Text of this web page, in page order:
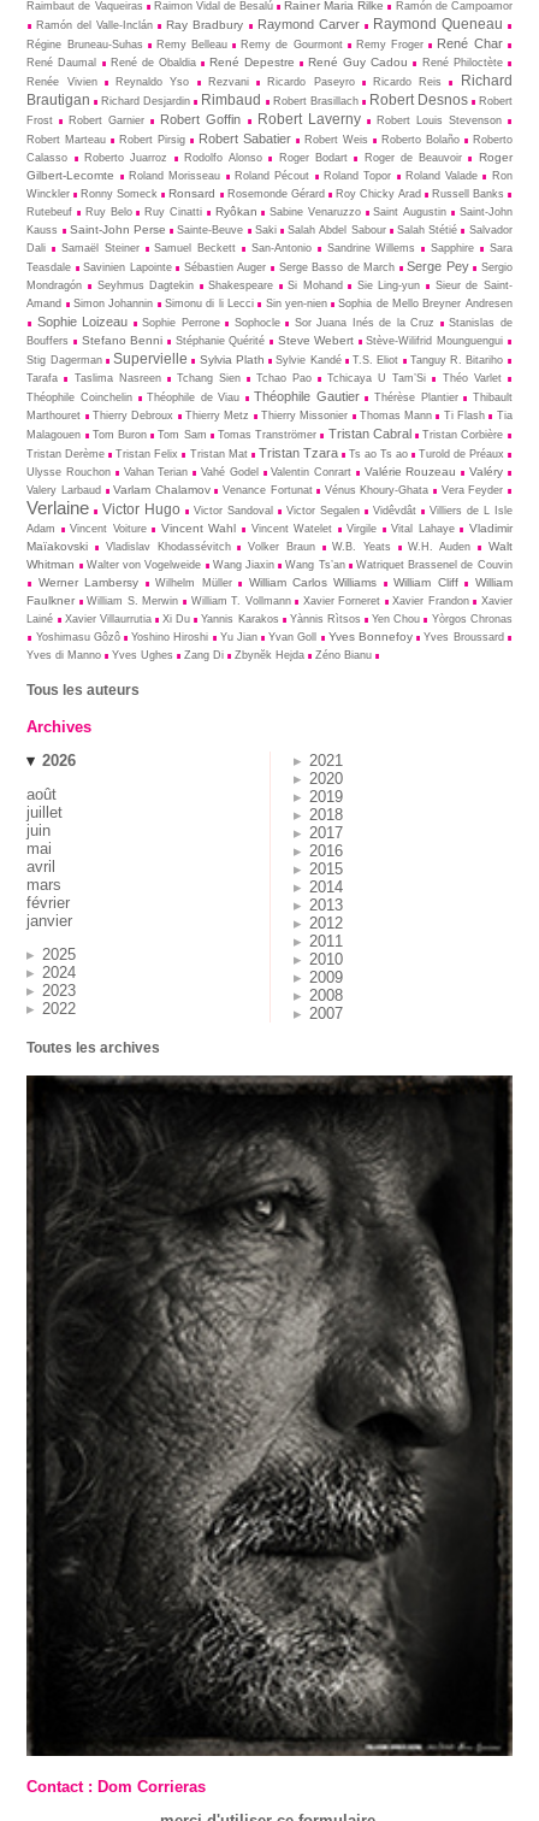
Raimbaut de Vaqueiras
Raimon Vidal de Besalú Rainer Maria Rilke
Ramón de Campoamor
Ramón del Valle-Inclán
Ray Bradbury Raymond Carver Raymond Queneau
Régine Bruneau-Suhas Remy Belleau Remy de Gourmont Remy Froger René Char
René Daumal René de Obaldia René Depestre René Guy Cadou
René Philoctète
Renée Vivien
Reynaldo Yso Rezvani Ricardo Paseyro Ricardo Reis
Richard
Brautigan
Richard Desjardin Rimbaud Robert Brasillach Robert Desnos
Robert
Frost
Robert Garnier Robert Goffin Robert Laverny
Robert Louis Stevenson
Robert Marteau
Robert Pirsig Robert Sabatier Robert Weis Roberto Bolaño
Roberto
Calasso
Roberto Juarroz Rodolfo Alonso Roger Bodart Roger de Beauvoir
Roger
Gilbert-Lecomte
Roland Morisseau Roland Pécout Roland Topor Roland Valade
Ron
Winckler
Ronny Someck Ronsard Rosemonde Gérard Roy Chicky Arad
Russell Banks
Rutebeuf
Ruy Belo Ruy Cinatti Ryôkan Sabine Venaruzzo Saint Augustin
Saint-John
Kauss
Saint-John Perse Sainte-Beuve Saki Salah Abdel Sabour Salah Stétié
Salvador
Dali
Samaël Steiner Samuel Beckett San-Antonio Sandrine Willems Sapphire
Sara
Teasdale
Savinien Lapointe Sébastien Auger Serge Basso de March Serge Pey
Sergio
Mondragón
Seyhmus Dagtekin Shakespeare Si Mohand Sie Ling-yun
Sieur de Saint-
Amand
Simon Johannin Simonu di li Lecci Sin yen-nien Sophia de Mello Breyner Andresen
Sophie Loizeau Sophie Perrone Sophocle Sor Juana Inés de la Cruz
Stanislas de
Bouffers
Stefano Benni Stéphanie Quérité Steve Webert
Stève-Wilifrid Mounguengui
Stig Dagerman
Supervielle Sylvia Plath Sylvie Kandé T.S. Eliot
Tanguy R. Bitariho
Tarafa
Taslima Nasreen Tchang Sien Tchao Pao Tchicaya U Tam’Si
Théo Varlet
Théophile Coinchelin
Théophile de Viau Théophile Gautier Thérèse Plantier
Thibault
Marthouret
Thierry Debroux Thierry Metz Thierry Missonier Thomas Mann Ti Flash
Tia
Malagouen
Tom Buron Tom Sam Tomas Tranströmer Tristan Cabral
Tristan Corbière
Tristan Derème
Tristan Felix Tristan Mat Tristan Tzara Ts ao Ts ao
Turold de Préaux
Ulysse Rouchon
Vahan Terian Vahé Godel Valentin Conrart Valérie Rouzeau Valéry
Valery Larbaud Varlam Chalamov Venance Fortunat Vénus Khoury-Ghata Vera Feyder
Verlaine Victor Hugo Victor Sandoval Victor Segalen Vidêvdât
Villiers de L Isle
Adam
Vincent Voiture Vincent Wahl Vincent Watelet Virgile Vital Lahaye
Vladimir
Maïakovski
Vladislav Khodassévitch Volker Braun W.B. Yeats W.H. Auden
Walt
Whitman
Walter von Vogelweide Wang Jiaxin Wang Ts’an Watriquet Brassenel de Couvin
Werner Lambersy Wilhelm Müller William Carlos Williams William Cliff
William
Faulkner
William S. Merwin William T. Vollmann Xavier Forneret Xavier Frandon
Xavier
Lainé
Xavier Villaurrutia Xi Du Yannis Karakos Yànnis Rìtsos Yen Chou
Yòrgos Chronas
Yoshimasu Gôzô
Yoshino Hiroshi Yu Jian Yvan Goll Yves Bonnefoy
Yves Broussard
Yves di Manno
Yves Ughes Zang Di Zbynĕk Hejda Zéno Bianu
Tous les auteurs
Archives
2026
août
juillet
juin
mai
avril
mars
février
janvier
2025
2024
2023
2022
2021
2020
2019
2018
2017
2016
2015
2014
2013
2012
2011
2010
2009
2008
2007
Toutes les archives
Contact : Dom Corrieras